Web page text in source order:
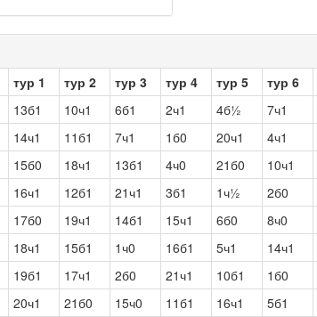
тур 1 тур 2 тур 3 тур 4 тур 5 тур 6
13б1 10ч1 6б1 2ч1 4б½ 7ч1
14ч1 11б1 7ч1 1б0 20ч1 4ч1
15б0 18ч1 13б1 4ч0 21б0 10ч1
16ч1 12б1 21ч1 3б1 1ч½ 2б0
17б0 19ч1 14б1 15ч1 6б0 8ч0
18ч1 15б1 1ч0 16б1 5ч1 14ч1
19б1 17ч1 2б0 21ч1 10б1 1б0
20ч1 21б0 15ч0 11б1 16ч1 5б1